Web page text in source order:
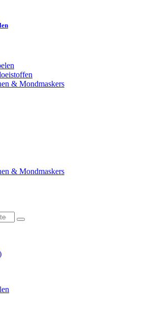
& Mondmaskers
& Mondmaskers